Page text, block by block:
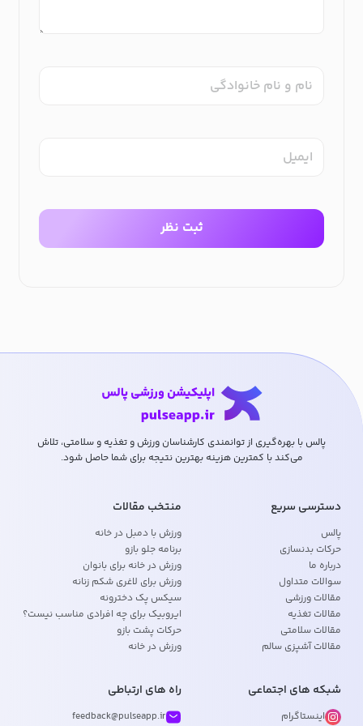
نام و نام خانوادگی
ایمیل
ثبت نظر
پالس با بهره‌گیری از توانمندی کارشناسان ورزش و تغذیه و سلامتی، تلاش
می‌کند با کمترین هزینه بهترین نتیجه برای شما حاصل شود.
دسترسی سریع
پالس
حرکات بدنسازی
درباره ما
سوالات متداول
مقالات ورزشی
مقالات تغذیه
مقالات سلامتی
مقالات آشپزی سالم
منتخب مقالات
ورزش با دمبل در خانه
برنامه جلو بازو
ورزش در خانه برای بانوان
ورزش برای لاغری شکم زنانه
سیکس پک دخترونه
ایروبیک برای چه افرادی مناسب نیست؟
حرکات پشت بازو
ورزش در خانه
شبکه های اجتماعی
اینستاگرام
راه های ارتباطی
feedback@pulseapp.ir